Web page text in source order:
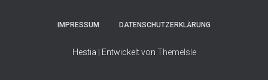
IMPRESSUM DATENSCHUTZERKLÄRUNG
Hestia | Entwickelt von ThemeIsle